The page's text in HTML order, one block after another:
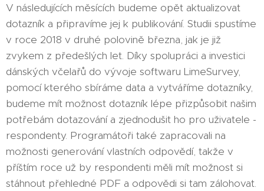
V následujících měsících budeme opět aktualizovat
dotazník a připravíme jej k publikování. Studii spustíme
v roce 2018 v druhé polovině března, jak je již
zvykem z předešlých let. Díky spolupráci a investici
dánských včelařů do vývoje softwaru LimeSurvey,
pomocí kterého sbíráme data a vytváříme dotazníky,
budeme mít možnost dotazník lépe přizpůsobit našim
potřebám dotazování a zjednodušit ho pro uživatele -
respondenty. Programátoři také zapracovali na
možnosti generování vlastních odpovědí, takže v
příštím roce už by respondenti měli mít možnost si
stáhnout přehledné PDF a odpovědi si tam zálohovat.